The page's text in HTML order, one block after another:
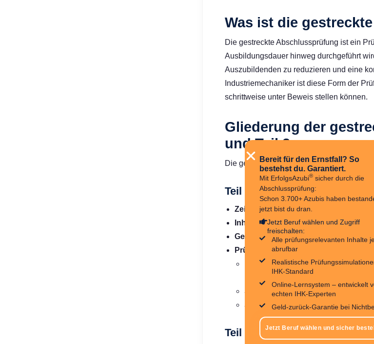
Was ist die
Die gestreckte Abschlussprüfung ist ein
Ausbildungsdauer hinweg durchgeführt
Auszubildenden zu reduzieren und eine
Industriemechaniker ist diese Form der
schrittweise unter Beweis stellen können.
Gliederung der
und Teil 2
Die gestreckte Abschlussprüfung besteht
Teil 1 Der
Zeitpunkt: Nach etwa der Hälfte der
Inhalte:Berufsspezifische Grundlagen,
Gewichtung:Teil 1 fließt mit 40 % in
Prüfungsbestandteile:
Komplexe Arbeitsaufgabe:
Situative Gesprächsphasen:
Schriftliche Prüfung:Fragen, die
Teil 2 Der
Bereit für den Ernstfall? So
bestehst du. Garantiert.
Mit ErfolgsAzubi® sicher durch die
Abschlussprüfung:
Schon 3.700+ Azubis haben
jetzt bist du dran.
Jetzt Beruf wählen und Zugriff
freischalten:
Alle prüfungsrelevanten Inhalte
abrufbar
Realistische
IHK-Standard
Online-Lernsystem – entwickelt
echten IHK-Experten
Geld-zurück-Garantie bei
Jetzt Beruf wählen und sicher